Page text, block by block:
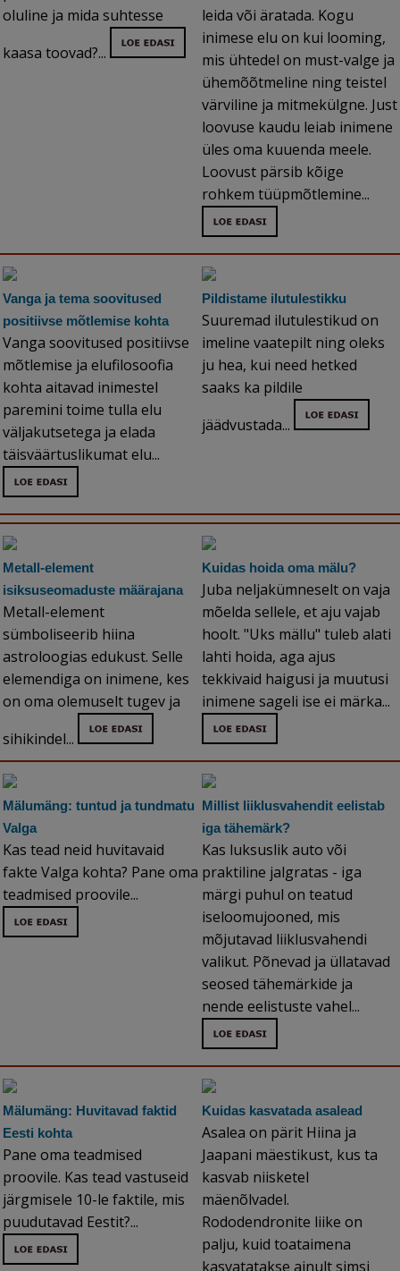
oluline ja mida suhtesse
kaasa toovad?...
leida või äratada. Kogu
inimese elu on kui looming,
mis ühtedel on must-valge ja
ühemõõtmeline ning teistel
värviline ja mitmekülgne. Just
loovuse kaudu leiab inimene
üles oma kuuenda meele.
Loovust pärsib kõige
rohkem tüüpmõtlemine...
Vanga ja tema soovitused
positiivse mõtlemise kohta
Vanga soovitused positiivse
mõtlemise ja elufilosoofia
kohta aitavad inimestel
paremini toime tulla elu
väljakutsetega ja elada
täisväärtuslikumat elu...
Pildistame ilutulestikku
Suuremad ilutulestikud on
imeline vaatepilt ning oleks
ju hea, kui need hetked
saaks ka pildile
jäädvustada...
Metall-element
isiksuseomaduste määrajana
Metall-element
sümboliseerib hiina
astroloogias edukust. Selle
elemendiga on inimene, kes
on oma olemuselt tugev ja
sihikindel...
Kuidas hoida oma mälu?
Juba neljakümneselt on vaja
mõelda sellele, et aju vajab
hoolt. "Uks mällu" tuleb alati
lahti hoida, aga ajus
tekkivaid haigusi ja muutusi
inimene sageli ise ei märka...
Mälumäng: tuntud ja tundmatu
Valga
Kas tead neid huvitavaid
fakte Valga kohta? Pane oma
teadmised proovile...
Millist liiklusvahendit eelistab
iga tähemärk?
Kas luksuslik auto või
praktiline jalgratas - iga
märgi puhul on teatud
iseloomujooned, mis
mõjutavad liiklusvahendi
valikut. Põnevad ja üllatavad
seosed tähemärkide ja
nende eelistuste vahel...
Mälumäng: Huvitavad faktid
Eesti kohta
Pane oma teadmised
proovile. Kas tead vastuseid
järgmisele 10-le faktile, mis
puudutavad Eestit?...
Kuidas kasvatada asalead
Asalea on pärit Hiina ja
Jaapani mäestikust, kus ta
kasvab niisketel
mäenõlvadel.
Rododendronite liike on
palju, kuid toataimena
kasvatatakse ainult simsi